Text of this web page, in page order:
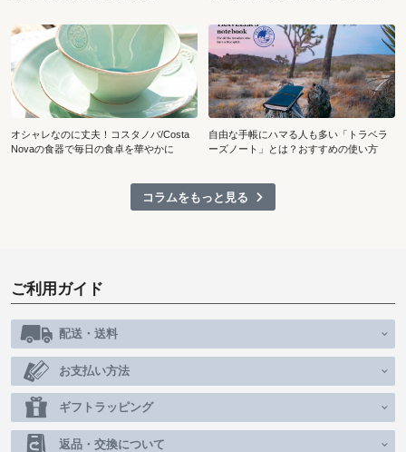
オシャレなのに丈夫！コスタノバ/Costa
Novaの食器で毎日の食卓を華やかに
自由な手帳にハマる人も多い「トラベラ
ーズノート」とは？おすすめの使い方
コラムをもっと見る
ご利用ガイド
配送・送料
お支払い方法
ギフトラッピング
返品・交換について